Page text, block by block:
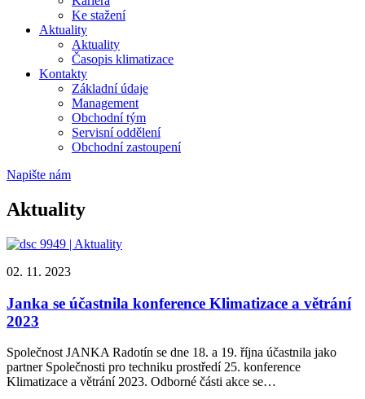
Ke stažení
Aktuality
Aktuality
Časopis klimatizace
Kontakty
Základní údaje
Management
Obchodní tým
Servisní oddělení
Obchodní zastoupení
Napište nám
Aktuality
02. 11. 2023
Janka se účastnila konference Klimatizace a větrání
2023
Společnost JANKA Radotín se dne 18. a 19. října účastnila jako
partner Společnosti pro techniku prostředí 25. konference
Klimatizace a větrání 2023. Odborné části akce se…